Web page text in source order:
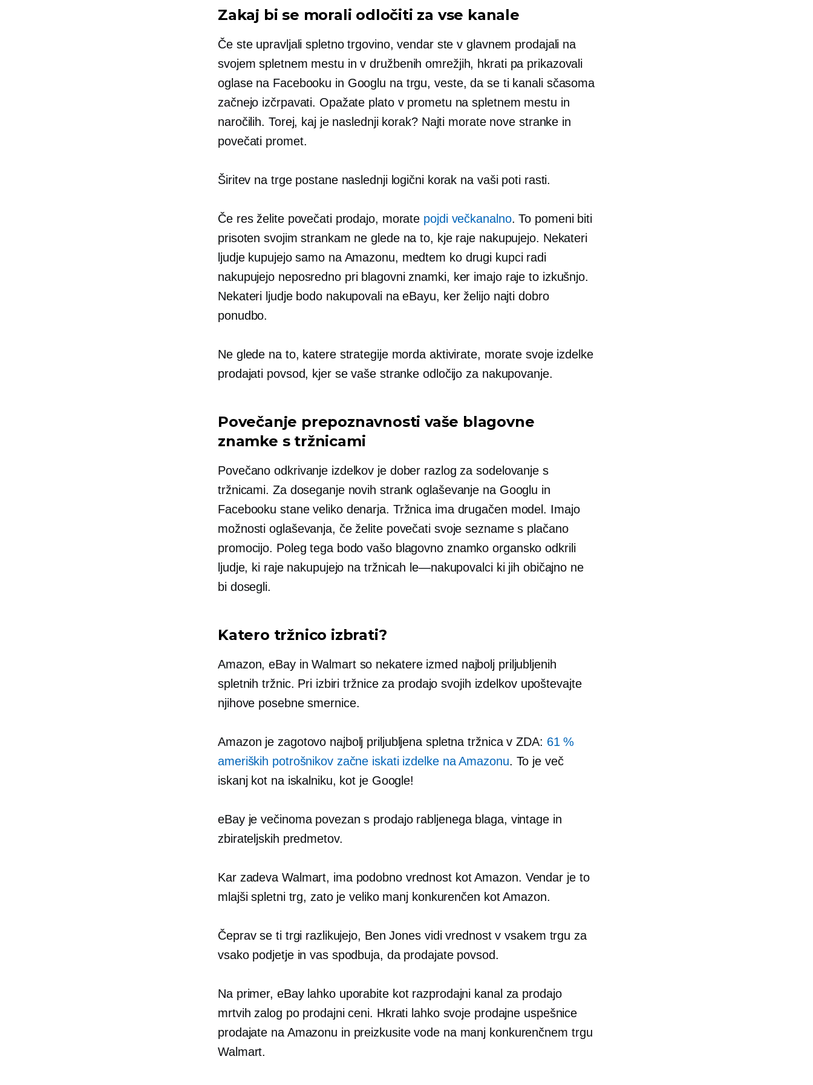
Zakaj bi se morali odločiti za vse kanale
Če ste upravljali spletno trgovino, vendar ste v glavnem prodajali na
svojem spletnem mestu in v družbenih omrežjih, hkrati pa prikazovali
oglase na Facebooku in Googlu na trgu, veste, da se ti kanali sčasoma
začnejo izčrpavati. Opažate plato v prometu na spletnem mestu in
naročilih. Torej, kaj je naslednji korak? Najti morate nove stranke in
povečati promet.
Širitev na trge postane naslednji logični korak na vaši poti rasti.
Če res želite povečati prodajo, morate pojdi večkanalno. To pomeni biti
prisoten svojim strankam ne glede na to, kje raje nakupujejo. Nekateri
ljudje kupujejo samo na Amazonu, medtem ko drugi kupci radi
nakupujejo neposredno pri blagovni znamki, ker imajo raje to izkušnjo.
Nekateri ljudje bodo nakupovali na eBayu, ker želijo najti dobro
ponudbo.
Ne glede na to, katere strategije morda aktivirate, morate svoje izdelke
prodajati povsod, kjer se vaše stranke odločijo za nakupovanje.
Povečanje prepoznavnosti vaše blagovne
znamke s tržnicami
Povečano odkrivanje izdelkov je dober razlog za sodelovanje s
tržnicami. Za doseganje novih strank oglaševanje na Googlu in
Facebooku stane veliko denarja. Tržnica ima drugačen model. Imajo
možnosti oglaševanja, če želite povečati svoje sezname s plačano
promocijo. Poleg tega bodo vašo blagovno znamko organsko odkrili
ljudje, ki raje nakupujejo na tržnicah le—nakupovalciki jih običajno ne
bi dosegli.
Katero tržnico izbrati?
Amazon, eBay in Walmart so nekatere izmed najbolj priljubljenih
spletnih tržnic. Pri izbiri tržnice za prodajo svojih izdelkov upoštevajte
njihove posebne smernice.
Amazon je zagotovo najbolj priljubljena spletna tržnica v ZDA: 61 %
ameriških potrošnikov začne iskati izdelke na Amazonu. To je več
iskanj kot na iskalniku, kot je Google!
eBay je večinoma povezan s prodajo rabljenega blaga, vintage in
zbirateljskih predmetov.
Kar zadeva Walmart, ima podobno vrednost kot Amazon. Vendar je to
mlajši spletni trg, zato je veliko manj konkurenčen kot Amazon.
Čeprav se ti trgi razlikujejo, Ben Jones vidi vrednost v vsakem trgu za
vsako podjetje in vas spodbuja, da prodajate povsod.
Na primer, eBay lahko uporabite kot razprodajni kanal za prodajo
mrtvih zalog po prodajni ceni. Hkrati lahko svoje prodajne uspešnice
prodajate na Amazonu in preizkusite vode na manj konkurenčnem trgu
Walmart.